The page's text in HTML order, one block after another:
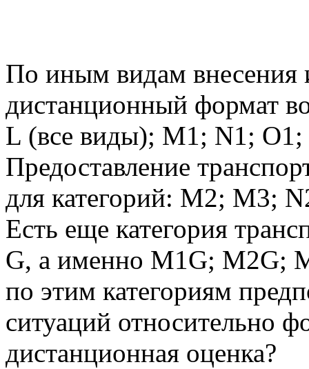
По иным видам внесения
дистанционный формат
L (все виды); М1; N1;
Предоставление
для категорий: М2; М3;
Есть еще категория
G, а именно М1G; М2G;
по этим категориям
ситуаций относительно
дистанционная оценка?